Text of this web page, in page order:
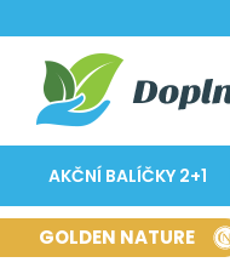
AKČNÍ BALÍČKY 2+1
GOLDEN NATURE